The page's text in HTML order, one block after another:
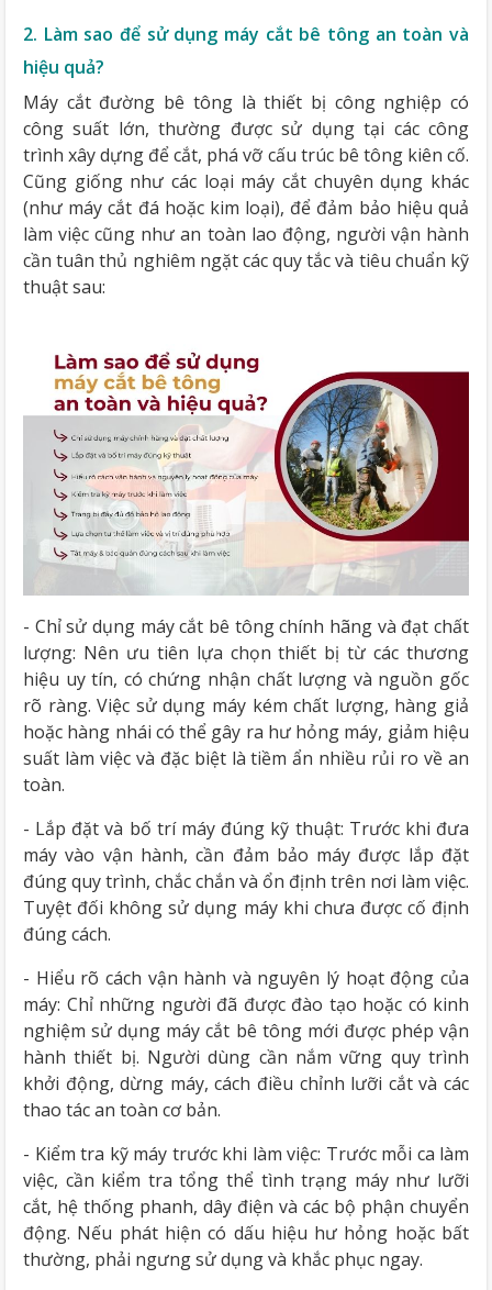
2. Làm sao để sử dụng máy cắt bê tông an toàn và
hiệu quả?
Máy cắt đường bê tông là thiết bị công nghiệp có
công suất lớn, thường được sử dụng tại các công
trình xây dựng để cắt, phá vỡ cấu trúc bê tông kiên cố.
Cũng giống như các loại máy cắt chuyên dụng khác
(như máy cắt đá hoặc kim loại), để đảm bảo hiệu quả
làm việc cũng như an toàn lao động, người vận hành
cần tuân thủ nghiêm ngặt các quy tắc và tiêu chuẩn kỹ
thuật sau:
- Chỉ sử dụng máy cắt bê tông chính hãng và đạt chất
lượng: Nên ưu tiên lựa chọn thiết bị từ các thương
hiệu uy tín, có chứng nhận chất lượng và nguồn gốc
rõ ràng. Việc sử dụng máy kém chất lượng, hàng giả
hoặc hàng nhái có thể gây ra hư hỏng máy, giảm hiệu
suất làm việc và đặc biệt là tiềm ẩn nhiều rủi ro về an
toàn.
- Lắp đặt và bố trí máy đúng kỹ thuật: Trước khi đưa
máy vào vận hành, cần đảm bảo máy được lắp đặt
đúng quy trình, chắc chắn và ổn định trên nơi làm việc.
Tuyệt đối không sử dụng máy khi chưa được cố định
đúng cách.
- Hiểu rõ cách vận hành và nguyên lý hoạt động của
máy: Chỉ những người đã được đào tạo hoặc có kinh
nghiệm sử dụng máy cắt bê tông mới được phép vận
hành thiết bị. Người dùng cần nắm vững quy trình
khởi động, dừng máy, cách điều chỉnh lưỡi cắt và các
thao tác an toàn cơ bản.
- Kiểm tra kỹ máy trước khi làm việc: Trước mỗi ca làm
việc, cần kiểm tra tổng thể tình trạng máy như lưỡi
cắt, hệ thống phanh, dây điện và các bộ phận chuyển
động. Nếu phát hiện có dấu hiệu hư hỏng hoặc bất
thường, phải ngưng sử dụng và khắc phục ngay.